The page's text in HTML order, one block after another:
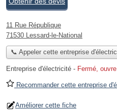
11 Rue République
71530 Lessard-le-National
📞 Appeler cette entreprise
Entreprise d'électricité - Fermé,
Recommander cette entreprise
Améliorer cette fiche